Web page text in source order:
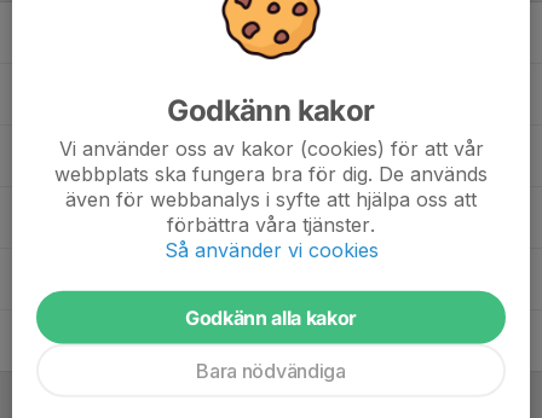
Elias Grundström
Melker Mentes
Nils Rosenberg
Winston Jönsson
Godkänn kakor
Vi använder oss av kakor (cookies) för att vår
webbplats ska fungera bra för dig. De används
även för webbanalys i syfte att hjälpa oss att
förbättra våra tjänster.
Så använder vi cookies
Godkänn alla kakor
Bara nödvändiga